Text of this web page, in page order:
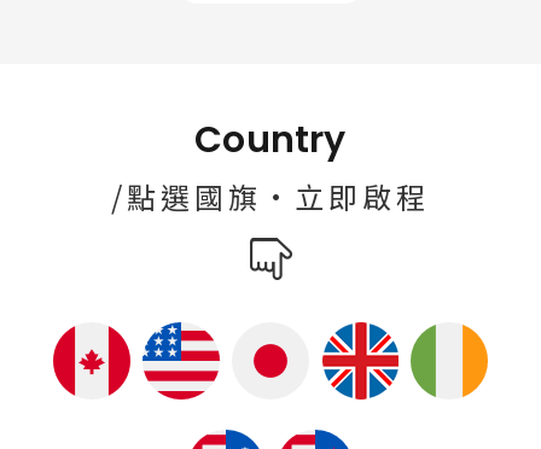
Country
/點選國旗·立即啟程